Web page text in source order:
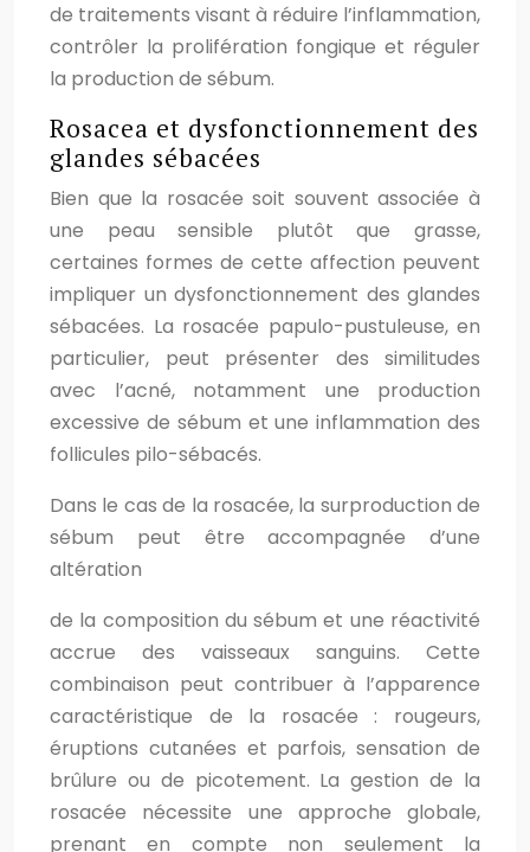
de traitements visant à réduire l’inflammation,
contrôler la prolifération fongique et réguler
la production de sébum.
Rosacea et dysfonctionnement des
glandes sébacées
Bien que la rosacée soit souvent associée à
une peau sensible plutôt que grasse,
certaines formes de cette affection peuvent
impliquer un dysfonctionnement des glandes
sébacées. La rosacée papulo-pustuleuse, en
particulier, peut présenter des similitudes
avec l’acné, notamment une production
excessive de sébum et une inflammation des
follicules pilo-sébacés.
Dans le cas de la rosacée, la surproduction de
sébum peut être accompagnée d’une
altération
de la composition du sébum et une réactivité
accrue des vaisseaux sanguins. Cette
combinaison peut contribuer à l’apparence
caractéristique de la rosacée : rougeurs,
éruptions cutanées et parfois, sensation de
brûlure ou de picotement. La gestion de la
rosacée nécessite une approche globale,
prenant en compte non seulement la